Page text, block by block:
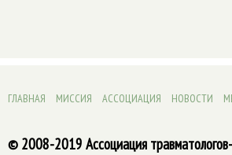
ГЛАВНАЯ МИССИЯ АССОЦИАЦИЯ НОВОСТИ
© 2008-2019 Ассоциация